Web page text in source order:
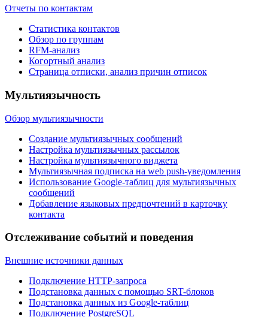
Отчеты по контактам
Статистика контактов
Обзор по группам
RFM-анализ
Когортный анализ
Страница отписки, анализ причин отписок
Мультиязычность
Обзор мультиязычности
Создание мультиязычных сообщений
Настройка мультиязычных рассылок
Настройка мультиязычного виджета
Мультиязычная подписка на web push-уведомления
Использование Google-таблиц для мультиязычных
сообщений
Добавление языковых предпочтений в карточку
контакта
Отслеживание событий и поведения
Внешние источники данных
Подключение HTTP-запроса
Подстановка данных с помощью SRT-блоков
Подстановка данных из Google-таблиц
Подключение PostgreSQL